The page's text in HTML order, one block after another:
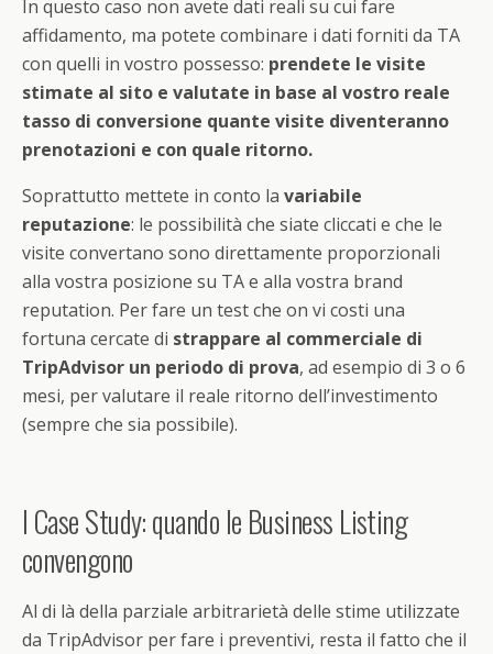
In questo caso non avete dati reali su cui fare
affidamento, ma potete combinare i dati forniti da TA
con quelli in vostro possesso: prendete le visite
stimate al sito e valutate in base al vostro reale
tasso di conversione quante visite diventeranno
prenotazioni e con quale ritorno.
Soprattutto mettete in conto la variabile
reputazione: le possibilità che siate cliccati e che le
visite convertano sono direttamente proporzionali
alla vostra posizione su TA e alla vostra brand
reputation. Per fare un test che on vi costi una
fortuna cercate di strappare al commerciale di
TripAdvisor un periodo di prova, ad esempio di 3 o 6
mesi, per valutare il reale ritorno dell’investimento
(sempre che sia possibile).
I Case Study: quando le Business Listing
convengono
Al di là della parziale arbitrarietà delle stime utilizzate
da TripAdvisor per fare i preventivi, resta il fatto che il